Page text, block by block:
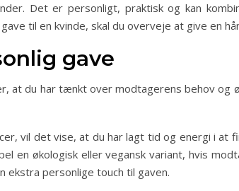
Det er personligt, praktisk og kan
til en kvinde, skal du overveje at give en
gave
at du har tænkt over modtagerens behov og
vil det vise, at du har lagt tid og energi i at
en økologisk eller vegansk variant, hvis
ekstra personlige touch til gaven.